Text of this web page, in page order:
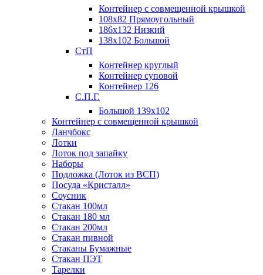
Контейнер с совмещенной крышкой
108х82 Прямоугольный
186х132 Низкий
138х102 Большой
СтП
Контейнер круглый
Контейнер суповой
Контейнер 126
С.П.Г.
Большой 139х102
Контейнер с совмещенной крышкой
Ланчбокс
Лотки
Лоток под запайку
Наборы
Подложка (Лоток из ВСП)
Посуда «Кристалл»
Соусник
Стакан 100мл
Стакан 180 мл
Стакан 200мл
Стакан пивной
Стаканы Бумажные
Стакан ПЭТ
Тарелки